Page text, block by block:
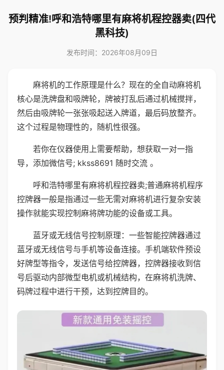
预判精准!呼和浩特哪里有麻将机程控器卖(四代
黑科技)
发布时间：2026年08月09日
麻将机的工作原理是什么？现在的全自动麻将机
核心是洗牌盘和吸牌轮，牌被打乱后通过机械搅拌，
然后由吸牌轮一张张吸起送入牌道，最后码放整齐。
这个过程是物理性的，随机性很强。
若你在仪器使用上需要帮助，想获取一对一指
导，添加微信号; kkss8691 随时交流 。
呼和浩特哪里有麻将机程控器卖;普通麻将机程序
控牌器一般是指通过一些无需对麻将机进行复杂安装
操作就能实现控制麻将牌功能的设备或工具。
蓝牙或无线信号控制原理：一些智能控牌器通过
蓝牙或无线信号与手机等设备连接。手机端软件预设
好牌型等指令，发送信号给控牌器，控牌器接收到信
号后驱动内部微型电机或机械结构，在麻将机洗牌、
码牌过程中进行干预，达到控牌目的。